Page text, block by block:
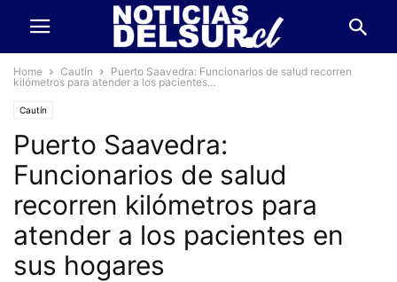
Home Cautín
Puerto Saavedra: Funcionarios de salud recorren
kilómetros para atender a los pacientes...
Cautín
Puerto Saavedra:
Funcionarios de salud
recorren kilómetros para
atender a los pacientes en
sus hogares